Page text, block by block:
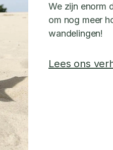
We zijn enorm
om nog meer
wandelingen!
Lees ons